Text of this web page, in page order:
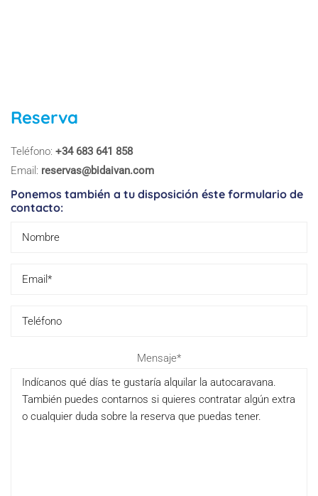
Reserva
Teléfono: +34 683 641 858
Email: reservas@bidaivan.com
Ponemos también a tu disposición éste formulario de
contacto:
leave
this
field
Mensaje*